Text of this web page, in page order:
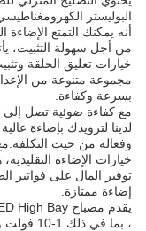
البوليستر
أنه يمكنك التمتع الإضاءة
خيارات تعليق الحلقة
مجموعة متنوعة من
بسرعة وكفاءة.
لدينا لتزويدك بإضاءة
وفعالة من حيث
خيارات الإضاءة
توفير المال على فواتير
إضاءة ممتازة.